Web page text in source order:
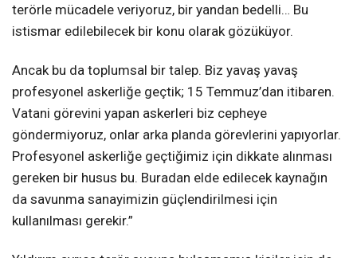
terörle mücadele veriyoruz, bir yandan bedelli… Bu
istismar edilebilecek bir konu olarak gözüküyor.
Ancak bu da toplumsal bir talep. Biz yavaş yavaş
profesyonel askerliğe geçtik; 15 Temmuz’dan itibaren.
Vatani görevini yapan askerleri biz cepheye
göndermiyoruz, onlar arka planda görevlerini yapıyorlar.
Profesyonel askerliğe geçtiğimiz için dikkate alınması
gereken bir husus bu. Buradan elde edilecek kaynağın
da savunma sanayimizin güçlendirilmesi için
kullanılması gerekir.”